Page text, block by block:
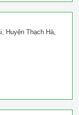
Huyện Thạch Hà,